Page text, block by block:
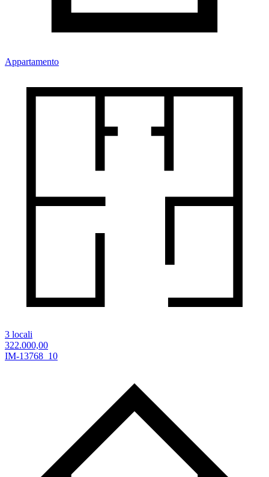
Appartamento
3 locali
322.000,00
IM-13768_10